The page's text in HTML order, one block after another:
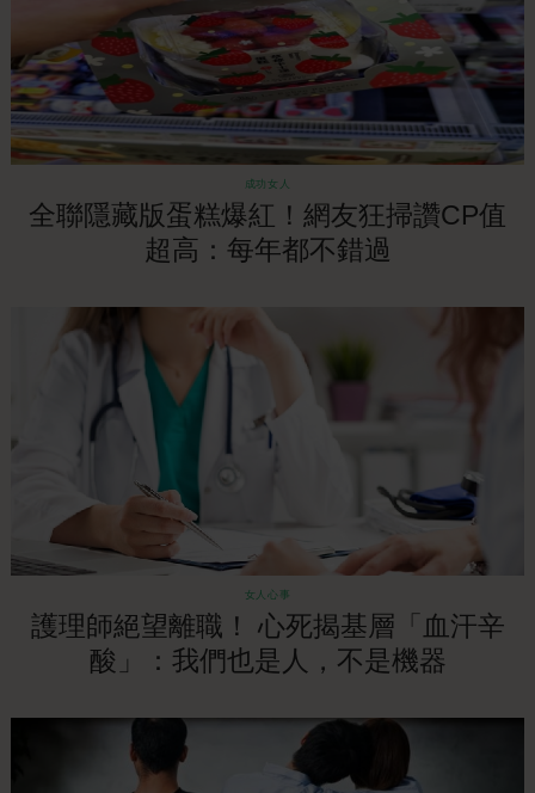
成功女人
全聯隱藏版蛋糕爆紅！網友狂掃讚CP值
超高：每年都不錯過
女人心事
護理師絕望離職！ 心死揭基層「血汗辛
酸」：我們也是人，不是機器